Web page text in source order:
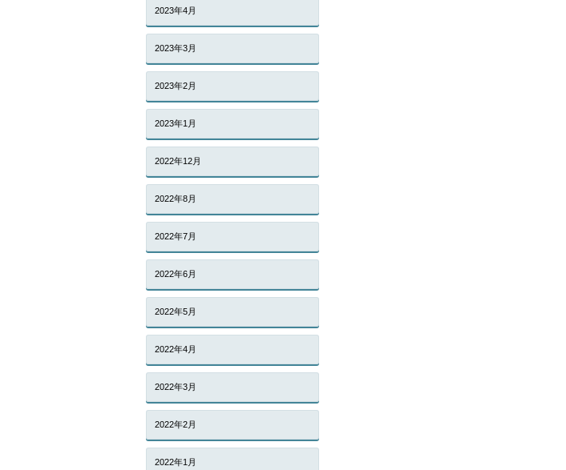
2023年4月
2023年3月
2023年2月
2023年1月
2022年12月
2022年8月
2022年7月
2022年6月
2022年5月
2022年4月
2022年3月
2022年2月
2022年1月